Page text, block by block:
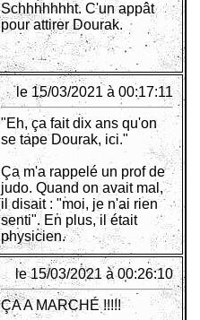
Schhhhhhht. C'un appât
pour attirer Dourak.
le 15/03/2021 à 00:17:11
"Eh, ça fait dix ans qu'on
se tape Dourak, ici."
Ça m'a rappelé un prof de
judo. Quand on avait mal,
il disait : "moi, je n'ai rien
senti". En plus, il était
physicien.
le 15/03/2021 à 00:26:10
ÇA A MARCHÉ !!!!!